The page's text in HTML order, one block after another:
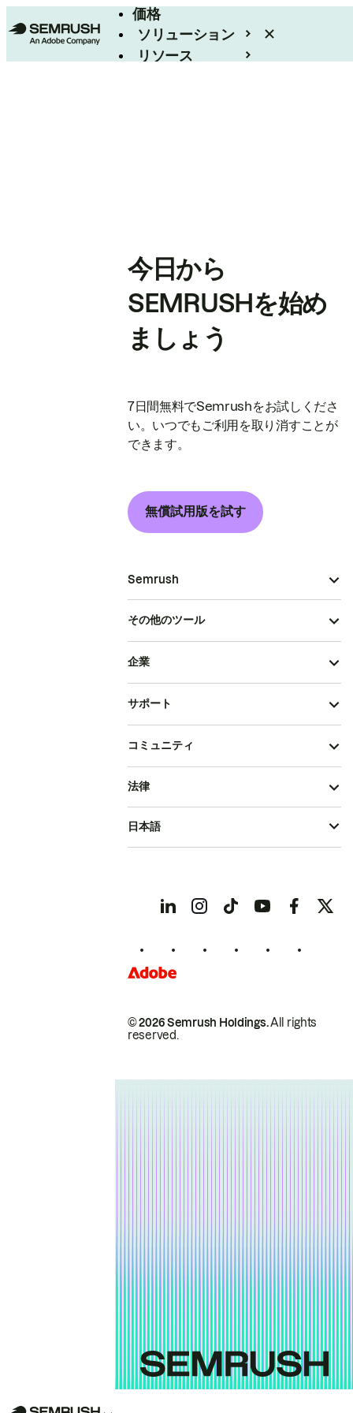
価格
ソリューション
リソース
今日から
SEMRUSHを始め
ましょう
7日間無料でSemrushをお試しくださ
い。いつでもご利用を取り消すことが
できます。
無償試用版を試す
Semrush
その他のツール
企業
サポート
コミュニティ
© 2026 Semrush Holdings.All rights
reserved.
法律
日本語